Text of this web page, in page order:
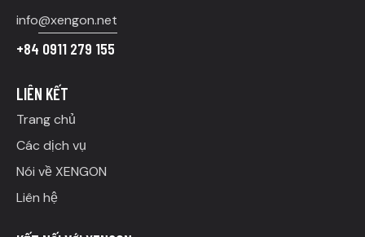
info@xengon.net
+84 0911 279 155
LIÊN KẾT
Trang chủ
Các dịch vụ
Nói về XENGON
Liên hệ